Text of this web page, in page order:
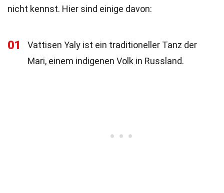
nicht kennst. Hier sind einige davon:
01
Vattisen Yaly ist ein traditioneller Tanz der
Mari, einem indigenen Volk in Russland.